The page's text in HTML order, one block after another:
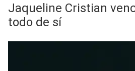
Jaqueline Cristian
todo de sí